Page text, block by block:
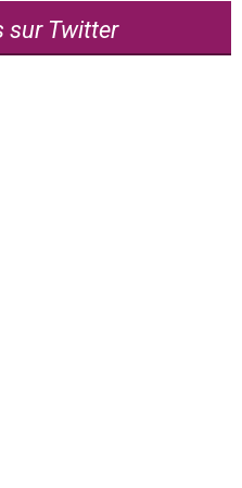
sur Twitter